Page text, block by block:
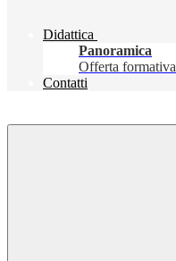
Didattica
Panoramica
Offerta formativa
Contatti